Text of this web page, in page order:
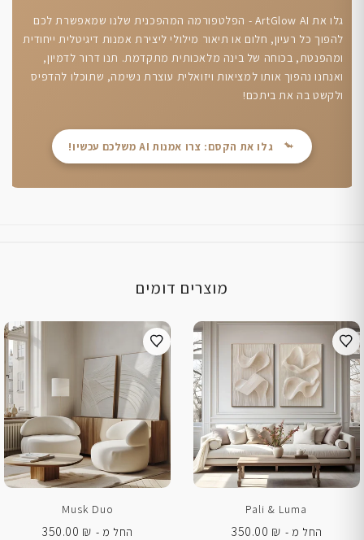
גלו את ArtGlow AI - הפלטפורמה המהפכנית שלנו שמאפשרת לכם
להפוך כל רעיון, חלום או תיאור מילולי ליצירת אמנות דיגיטלית ייחודית
ומהפנטת, בכוחה של בינה מלאכותית מתקדמת. תנו דרור לדמיון,
ואנחנו נהפוך אותו למציאות ויזואלית עוצרת נשימה, שתוכלו להדפיס
ולקשט בה את ביתכם!
גלו את הקסם: צרו אמנות AI משלכם עכשיו!
מוצרים דומים
Pali & Luma
החל מ -
350.00 ₪
Musk Duo
החל מ -
350.00 ₪